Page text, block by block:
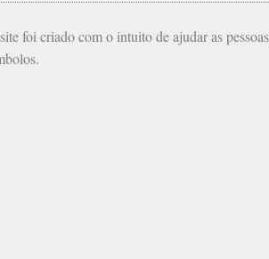
foi criado com o intuito de ajudar as